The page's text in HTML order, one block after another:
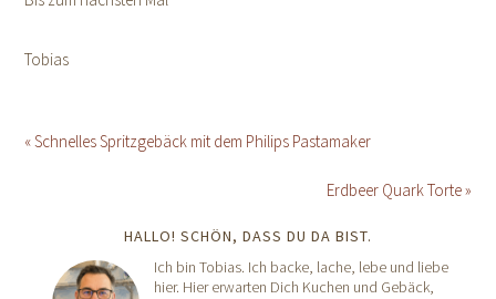
Tobias
« Schnelles Spritzgebäck mit dem Philips Pastamaker
Erdbeer Quark Torte »
HALLO! SCHÖN, DASS DU DA BIST.
Ich bin Tobias. Ich backe, lache, lebe und liebe
hier. Hier erwarten Dich Kuchen und Gebäck,